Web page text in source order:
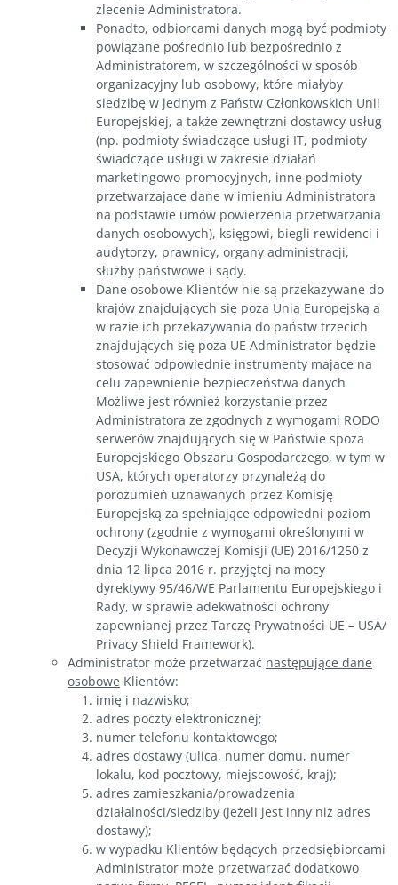
zlecenie Administratora.
Ponadto, odbiorcami danych mogą być podmioty
powiązane pośrednio lub bezpośrednio z
Administratorem, w szczególności w sposób
organizacyjny lub osobowy, które miałyby
siedzibę w jednym z Państw Członkowskich Unii
Europejskiej, a także zewnętrzni dostawcy usług
(np. podmioty świadczące usługi IT, podmioty
świadczące usługi w zakresie działań
marketingowo-promocyjnych, inne podmioty
przetwarzające dane w imieniu Administratora
na podstawie umów powierzenia przetwarzania
danych osobowych), księgowi, biegli rewidenci i
audytorzy, prawnicy, organy administracji,
służby państwowe i sądy.
Dane osobowe Klientów nie są przekazywane do
krajów znajdujących się poza Unią Europejską a
w razie ich przekazywania do państw trzecich
znajdujących się poza UE Administrator będzie
stosować odpowiednie instrumenty mające na
celu zapewnienie bezpieczeństwa danych
Możliwe jest również korzystanie przez
Administratora ze zgodnych z wymogami RODO
serwerów znajdujących się w Państwie spoza
Europejskiego Obszaru Gospodarczego, w tym w
USA, których operatorzy przynależą do
porozumień uznawanych przez Komisję
Europejską za spełniające odpowiedni poziom
ochrony (zgodnie z wymogami określonymi w
Decyzji Wykonawczej Komisji (UE) 2016/1250 z
dnia 12 lipca 2016 r. przyjętej na mocy
dyrektywy 95/46/WE Parlamentu Europejskiego i
Rady, w sprawie adekwatności ochrony
zapewnianej przez Tarczę Prywatności UE – USA/
Privacy Shield Framework).
Administrator może przetwarzać następujące dane
osobowe Klientów:
imię i nazwisko;
adres poczty elektronicznej;
numer telefonu kontaktowego;
adres dostawy (ulica, numer domu, numer
lokalu, kod pocztowy, miejscowość, kraj);
adres zamieszkania/prowadzenia
działalności/siedziby (jeżeli jest inny niż adres
dostawy);
w wypadku Klientów będących przedsiębiorcami
Administrator może przetwarzać dodatkowo